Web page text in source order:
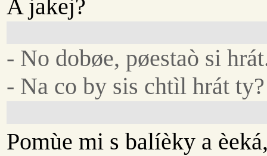
A jakej?
- No dobøe, pøestaò si
- Na co by sis chtìl hrát ty?
Pomùe mi s balíèky a